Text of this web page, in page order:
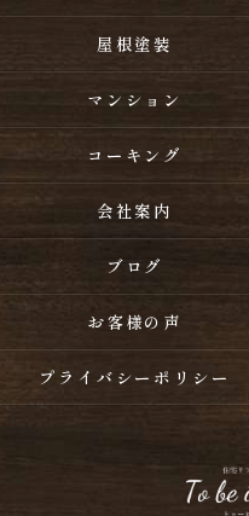
屋根塗装
マンション
コーキング
会社案内
ブログ
お客様の声
プライバシーポリシー